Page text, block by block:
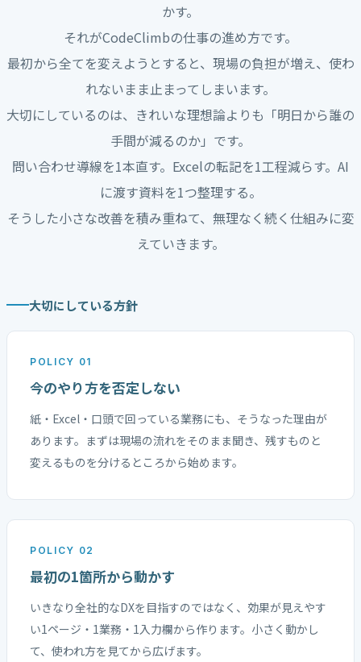
かす。
それがCodeClimbの仕事の進め方です。
最初から全てを変えようとすると、現場の負担が増え、使わ
れないまま止まってしまいます。
大切にしているのは、きれいな理想論よりも「明日から誰の
手間が減るのか」です。
問い合わせ導線を1本直す。Excelの転記を1工程減らす。AI
に渡す資料を1つ整理する。
そうした小さな改善を積み重ねて、無理なく続く仕組みに変
えていきます。
大切にしている方針
POLICY 01
今のやり方を否定しない
紙・Excel・口頭で回っている業務にも、そうなった理由が
あります。まずは現場の流れをそのまま聞き、残すものと
変えるものを分けるところから始めます。
POLICY 02
最初の1箇所から動かす
いきなり全社的なDXを目指すのではなく、効果が見えやす
い1ページ・1業務・1入力欄から作ります。小さく動かし
て、使われ方を見てから広げます。